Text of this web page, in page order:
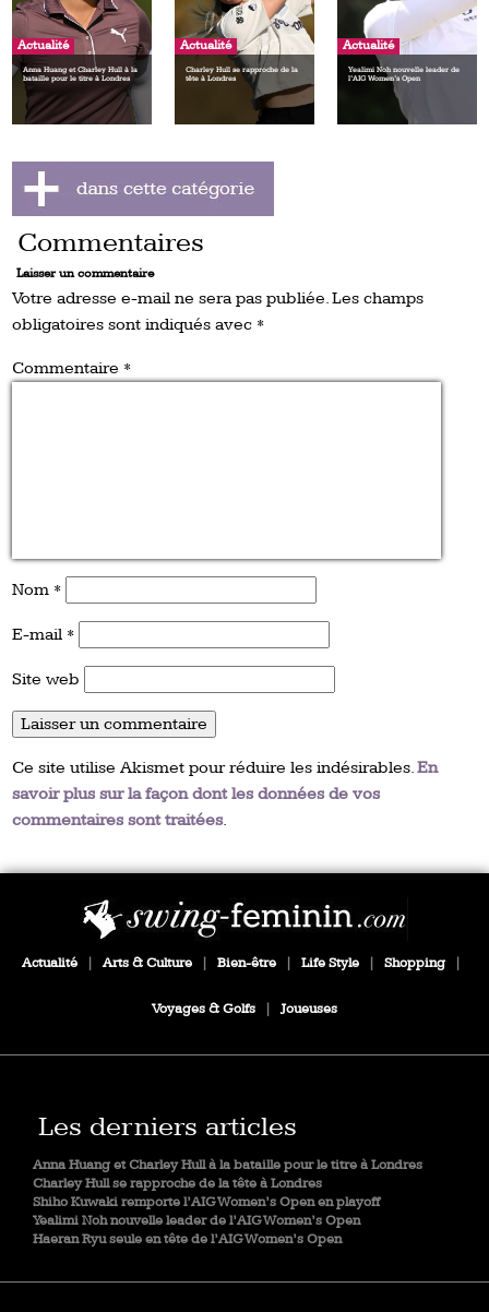
Actualité
Anna Huang et Charley Hull à la
bataille pour le titre à Londres
Actualité
Charley Hull se rapproche de la
tête à Londres
Actualité
Yealimi Noh nouvelle leader de
l’AIG Women’s Open
Commentaires
Laisser un commentaire
Votre adresse e-mail ne sera pas publiée.Les champs
obligatoires sont indiqués avec *
Commentaire *
Nom *
E-mail *
Site web
Ce site utilise Akismet pour réduire les indésirables.En
savoir plus sur la façon dont les données de vos
commentaires sont traitées.
Actualité Arts & Culture Bien-être Life Style Shopping
Voyages & Golfs Joueuses
Les derniers articles
Anna Huang et Charley Hull à la bataille pour le titre à Londres
Charley Hull se rapproche de la tête à Londres
Shiho Kuwaki remporte l’AIG Women’s Open en playoff
Yealimi Noh nouvelle leader de l’AIG Women’s Open
Haeran Ryu seule en tête de l’AIG Women’s Open